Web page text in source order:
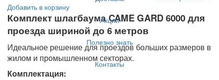
Акции
Полезно знать
Контакты
Добавить в корзину
Комплект шлагбаума CAME GARD 6000 для
проезда шириной до 6 метров
Идеальное решение для проездов больших размеров в
жилом и промышленном секторах.
Комплектация: